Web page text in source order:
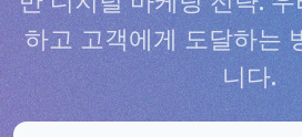
하고 고객에게 도달하는
니다.